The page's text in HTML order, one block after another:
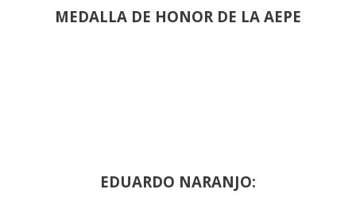
MEDALLA DE HONOR DE LA AEPE
EDUARDO NARANJO: